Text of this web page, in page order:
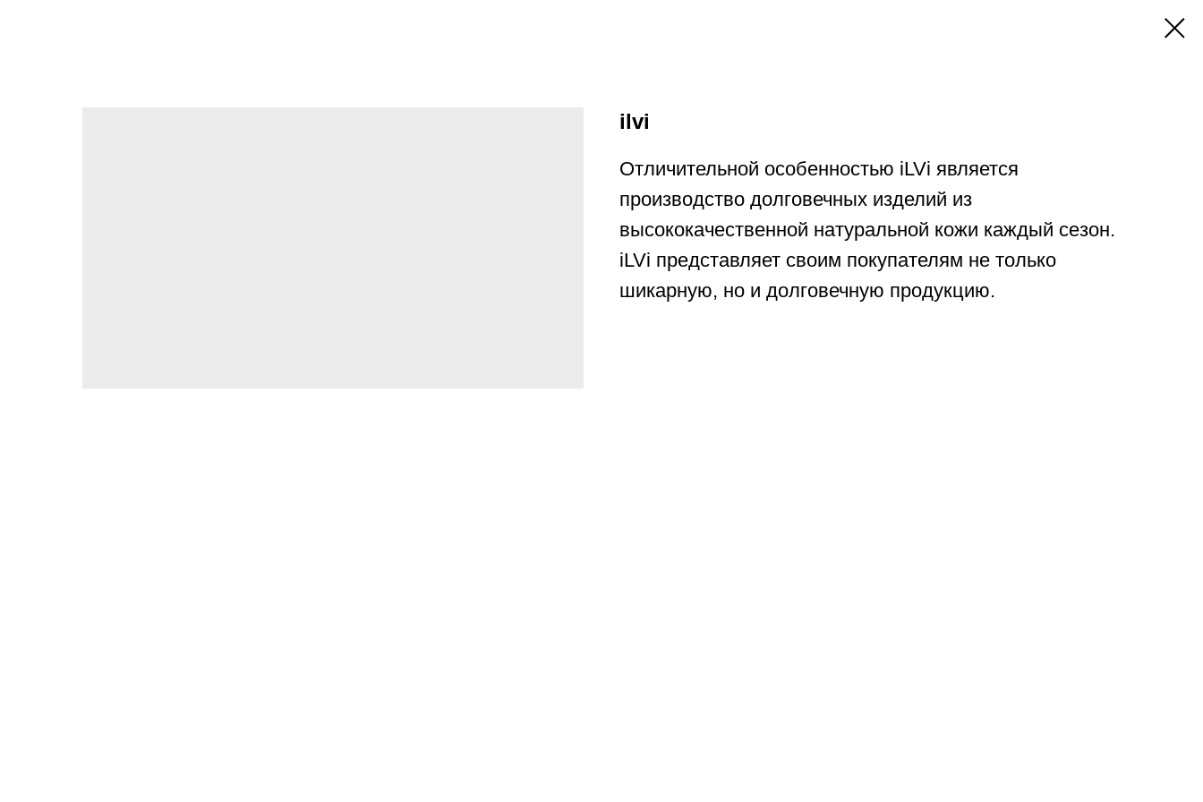
ilvi
Отличительной особенностью iLVi является
производство долговечных изделий из
высококачественной натуральной кожи каждый сезон.
iLVi представляет своим покупателям не только
шикарную, но и долговечную продукцию.